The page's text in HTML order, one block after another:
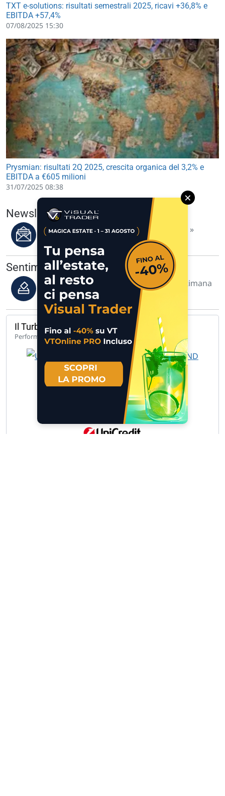
TXT e-solutions: risultati semestrali 2025, ricavi +36,8% e
EBITDA +57,4%
07/08/2025 15:30
Prysmian: risultati 2Q 2025, crescita organica del 3,2% e
EBITDA a €605 milioni
31/07/2025 08:38
Newsletter del 07/08/2026
Leggi i migliori articoli della settimana »
Sentiment dei visitatori
Previsione degli utenti per questa settimana
di borsa »
Il Turbo del giorno
Performance 1 anno 139,92%
UCH TB LG GENERALI 26.17 B 26.… »
×